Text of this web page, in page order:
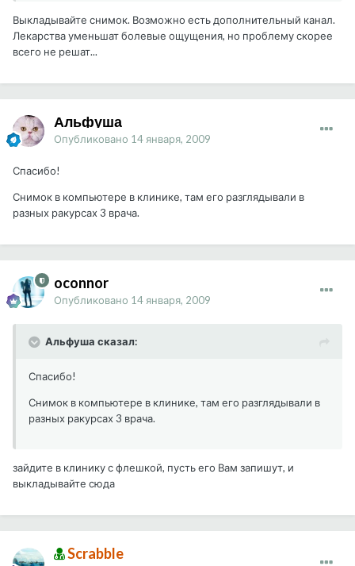
Выкладывайте снимок. Возможно есть дополнительный канал.
Лекарства уменьшат болевые ощущения, но проблему скорее
всего не решат...
Альфуша
Опубликовано 14 января, 2009
Спасибо!
Снимок в компьютере в клинике, там его разглядывали в
разных ракурсах 3 врача.
oconnor
Опубликовано 14 января, 2009
Альфуша сказал:
Спасибо!
Снимок в компьютере в клинике, там его разглядывали в
разных ракурсах 3 врача.
зайдите в клинику с флешкой, пусть его Вам запишут, и
выкладывайте сюда
Scrabble